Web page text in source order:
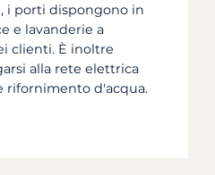
i porti dispongono in
e lavanderie a
clienti. È inoltre
alla rete elettrica
rifornimento d'acqua.